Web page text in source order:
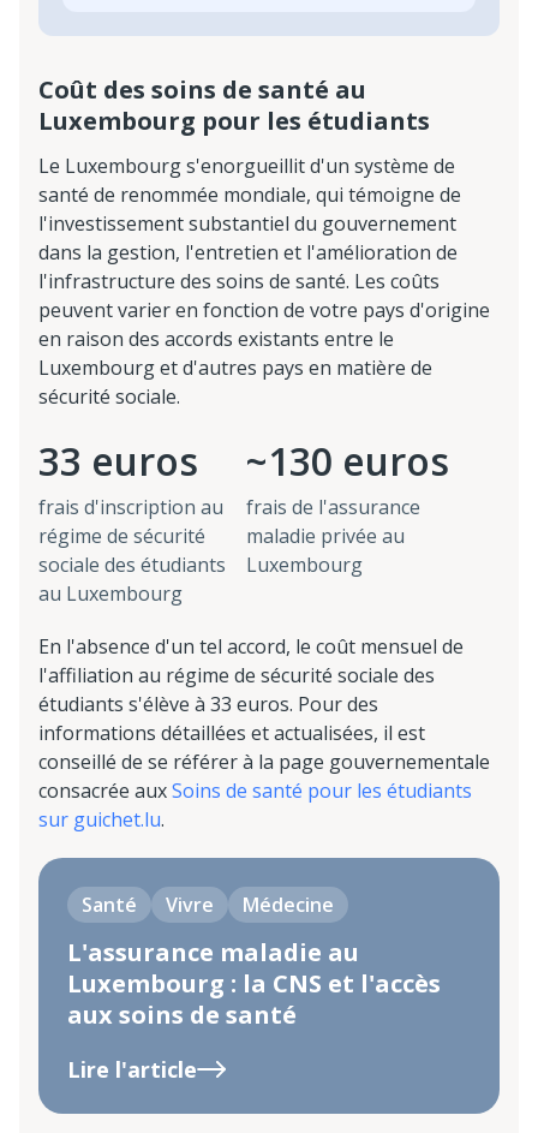
Coût des soins de santé au
Luxembourg pour les étudiants
Le Luxembourg s'enorgueillit d'un système de
santé de renommée mondiale, qui témoigne de
l'investissement substantiel du gouvernement
dans la gestion, l'entretien et l'amélioration de
l'infrastructure des soins de santé. Les coûts
peuvent varier en fonction de votre pays d'origine
en raison des accords existants entre le
Luxembourg et d'autres pays en matière de
sécurité sociale.
33 euros
frais d'inscription au
régime de sécurité
sociale des étudiants
au Luxembourg
~130 euros
frais de l'assurance
maladie privée au
Luxembourg
En l'absence d'un tel accord, le coût mensuel de
l'affiliation au régime de sécurité sociale des
étudiants s'élève à 33 euros. Pour des
informations détaillées et actualisées, il est
conseillé de se référer à la page gouvernementale
consacrée auxSoins de santé pour les étudiants
sur guichet.lu.
Santé Vivre Médecine
L'assurance maladie au
Luxembourg : la CNS et l'accès
aux soins de santé
Lire l'article